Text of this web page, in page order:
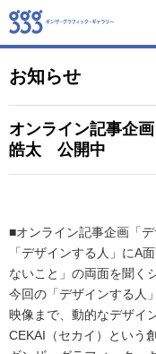
お知らせ
オンライン記事企
皓太 公開中
■オンライン記事企画「デ
「デザインする人」にA
ないこと」の両面を聞く
今回の「デザインする人
映像まで、動的なデザイ
CEKAI（セカイ）という